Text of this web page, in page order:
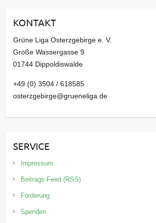
v
KONTAKT
Grüne Liga Osterzgebirge e. V.
Große Wassergasse 9
01744 Dippoldiswalde
+49 (0) 3504 / 618585
osterzgebirge@grueneliga.de
SERVICE
Impressum
Beitrags-Feed (RSS)
Förderung
Spenden